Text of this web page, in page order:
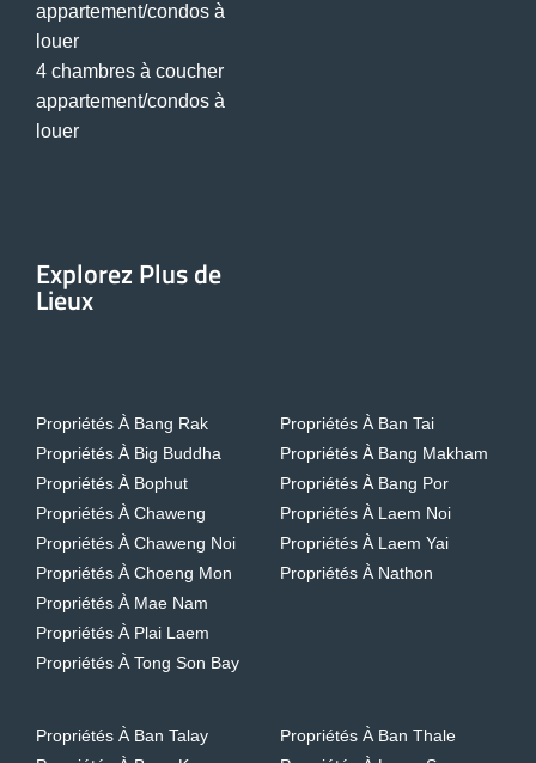
appartement/condos à
louer
4 chambres à coucher
appartement/condos à
louer
Explorez Plus de
Lieux
Propriétés À Bang Rak
Propriétés À Big Buddha
Propriétés À Bophut
Propriétés À Chaweng
Propriétés À Chaweng Noi
Propriétés À Choeng Mon
Propriétés À Mae Nam
Propriétés À Plai Laem
Propriétés À Tong Son Bay
Propriétés À Ban Tai
Propriétés À Bang Makham
Propriétés À Bang Por
Propriétés À Laem Noi
Propriétés À Laem Yai
Propriétés À Nathon
Propriétés À Ban Talay
Propriétés À Ban Thale